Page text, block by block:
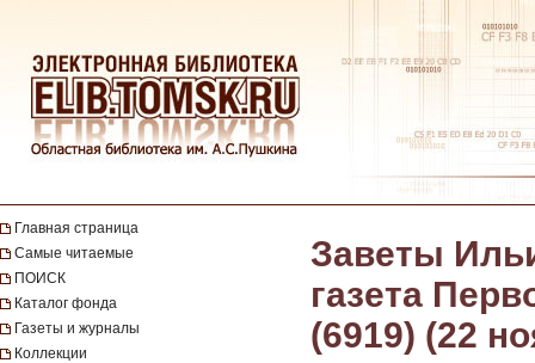
Главная страница
Самые читаемые
ПОИСК
Каталог фонда
Газеты и журналы
Коллекции
Заветы
газета
(6919) (22